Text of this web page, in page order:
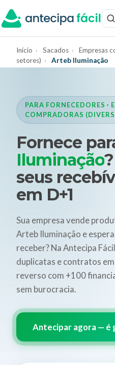
Início › Sacados ›
Empresas
setores) › Arteb Iluminação
PARA FORNECEDORES ·
COMPRADORAS
Fornece
Iluminação
seus
em D+1
Sua empresa vende
Arteb Iluminação e
receber? Na Antecipa
duplicatas e contratos
reverso com +100
sem burocracia.
Antecipar agora — é